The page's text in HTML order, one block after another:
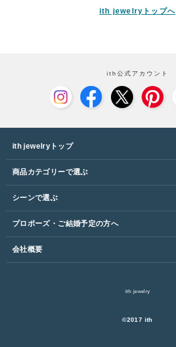
ith jewelryトップへ
ith公式アカウント
ith jewelryトップ
商品カテゴリーで選ぶ
シーンで選ぶ
プロポーズ・ご結婚予定の方へ
会社概要
ith jewelry
©︎2017 ith